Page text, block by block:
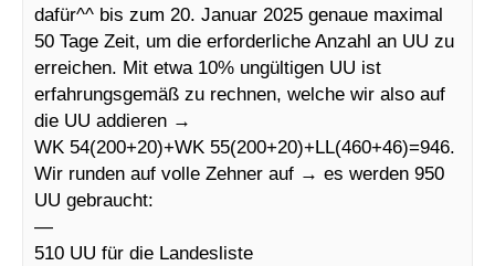
dafür^^ bis zum 20. Januar 2025 genaue maximal
50 Tage Zeit, um die erforderliche Anzahl an UU zu
erreichen. Mit etwa 10% ungültigen UU ist
erfahrungsgemäß zu rechnen, welche wir also auf
die UU addieren →
WK 54(200+20)+WK 55(200+20)+LL(460+46)=946.
Wir runden auf volle Zehner auf → es werden 950
UU gebraucht:
—
510 UU für die Landesliste